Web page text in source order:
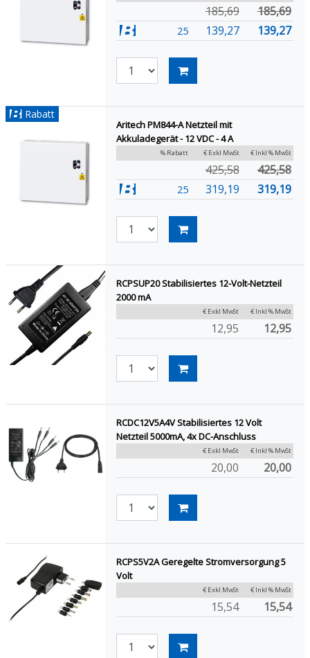
185,69 185,69
25 139,27 139,27
Rabatt
Aritech PM844-A Netzteil mit
Akkuladegerät - 12 VDC - 4 A
% Rabatt € Exkl MwSt € Inkl % MwSt
425,58 425,58
25 319,19 319,19
RCPSUP20 Stabilisiertes 12-Volt-Netzteil
2000 mA
€ Exkl MwSt € Inkl % MwSt
12,95 12,95
RCDC12V5A4V Stabilisiertes 12 Volt
Netzteil 5000mA, 4x DC-Anschluss
€ Exkl MwSt € Inkl % MwSt
20,00 20,00
RCPS5V2A Geregelte Stromversorgung 5
Volt
€ Exkl MwSt € Inkl % MwSt
15,54 15,54